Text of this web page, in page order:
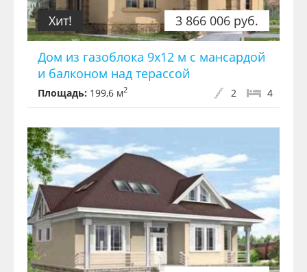
3 866 006 руб.
Хит!
Дом из газоблока 9х12 м с мансардой
и балконом над терассой
Площадь: 199,6 м2 4
2